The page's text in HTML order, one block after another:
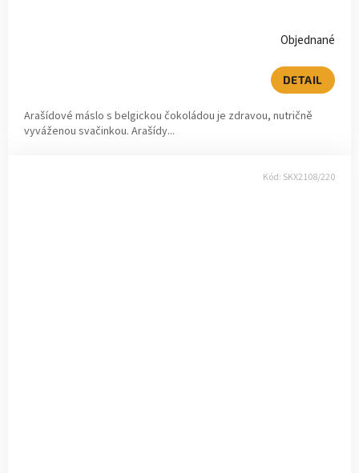
Objednané
DETAIL
Arašídové máslo s belgickou čokoládou je zdravou, nutričně
vyváženou svačinkou. Arašídy...
Kód: SKX2108/220